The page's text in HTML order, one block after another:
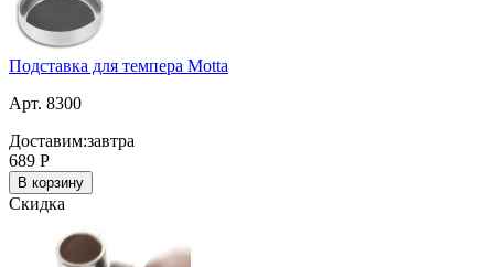
Подставка для темпера Motta
Арт. 8300
Доставим:завтра
689 Р
В корзину
Скидка